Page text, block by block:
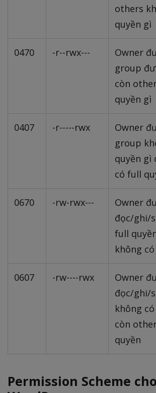
others
quyền gì
0470 -r--rwx---
Owner
group
còn
quyền gì
0407 -r-----rwx
Owner
group
quyền gì
có full
0670 -rw-rwx---
Owner
đọc/ghi/
full
không
0607 -rw----rwx
Owner
đọc/ghi/
không
còn
quyền
Permission Scheme cho